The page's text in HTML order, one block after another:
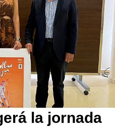
la jornada